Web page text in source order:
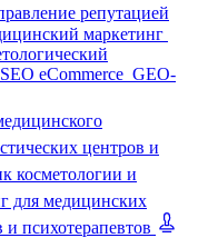
репутацией
маркетинг
SEO eCommerce GEO-
центров и
косметологии и
для медицинских
психотерапевтов